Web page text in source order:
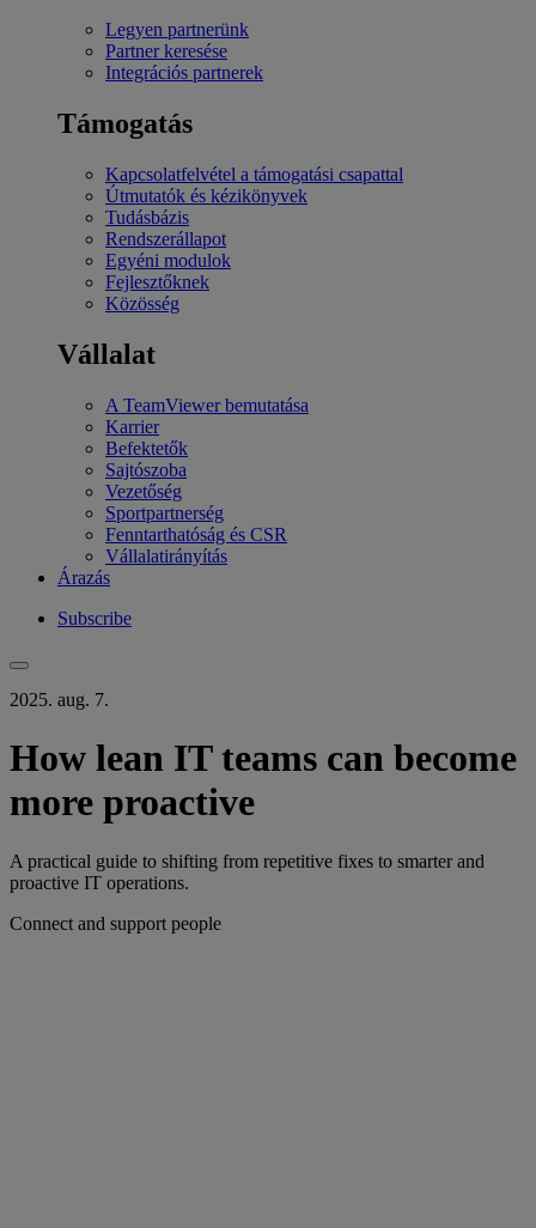
Legyen partnerünk
Partner keresése
Integrációs partnerek
Támogatás
Kapcsolatfelvétel a támogatási csapattal
Útmutatók és kézikönyvek
Tudásbázis
Rendszerállapot
Egyéni modulok
Fejlesztőknek
Közösség
Vállalat
A TeamViewer bemutatása
Karrier
Befektetők
Sajtószoba
Vezetőség
Sportpartnerség
Fenntarthatóság és CSR
Vállalatirányítás
Árazás
Subscribe
2025. aug. 7.
How lean IT teams can become
more proactive
A practical guide to shifting from repetitive fixes to smarter and
proactive IT operations.
Connect and support people